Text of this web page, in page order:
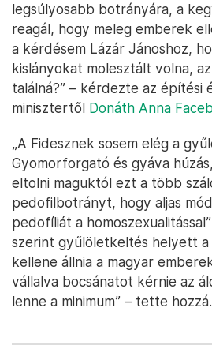
legsúlyosabb botrányára, a
reagál, hogy meleg emberek
a kérdésem Lázár Jánoshoz,
kislányokat molesztált volna,
találná?” – kérdezte az építési
minisztertől Donáth Anna
„A Fidesznek sosem elég a
Gyomorforgató és gyáva
eltolni maguktól ezt a több
pedofilbotrányt, hogy aljas
pedofíliát a
szerint gyűlöletkeltés helyett a
kellene állnia a magyar
vállalva bocsánatot kérnie az
lenne a minimum” – tette hozzá.